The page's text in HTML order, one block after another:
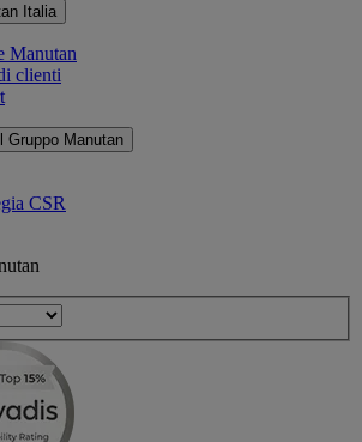
Italia
Manutan
clienti
Gruppo Manutan
CSR